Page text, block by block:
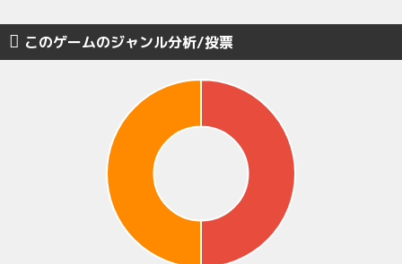
このゲームのジャンル分析/投票